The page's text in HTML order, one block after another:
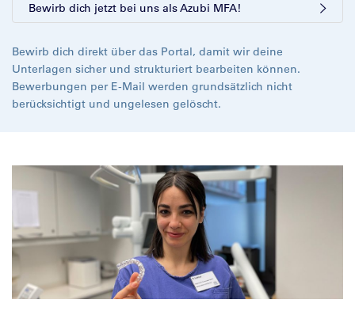
Bewirb dich jetzt bei uns als Azubi MFA!
Bewirb dich direkt über das Portal, damit wir deine
Unterlagen sicher und strukturiert bearbeiten können.
Bewerbungen per E-Mail werden grundsätzlich nicht
berücksichtigt und ungelesen gelöscht.